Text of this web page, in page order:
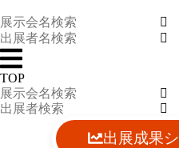
TOP
出展成果